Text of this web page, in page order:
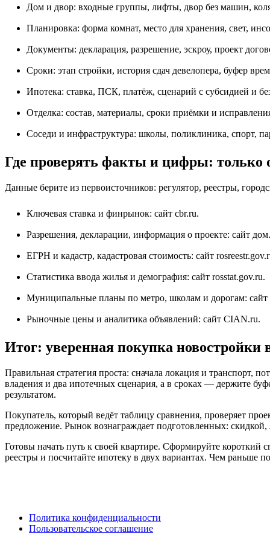
Дом и двор: входные группы, лифты, двор без машин,
Планировка: форма комнат, место для хранения, свет,
Документы: декларация, разрешение, эскроу, проект
Сроки: этап стройки, история сдач девелопера, буфер
Ипотека: ставка, ПСК, платёж, сценарий с субсидией и
Отделка: состав, материалы, сроки приёмки и
Соседи и инфраструктура: школы, поликлиника, спорт,
Где проверять факты и цифры:
Данные берите из первоисточников: регулятор, реестры,
Ключевая ставка и финрынок: сайт cbr.ru.
Разрешения, декларации, информация о проекте: сайт
ЕГРН и кадастр, кадастровая стоимость: сайт
Статистика ввода жилья и демография: сайт rosstat.gov.ru.
Муниципальные планы по метро, школам и дорогам: сайт
Рыночные цены и аналитика объявлений: сайт CIAN.ru.
Итог: уверенная покупка новостройки
Правильная стратегия проста: сначала локация и транспорт,
владения и два ипотечных сценария, а в сроках — держите
результатом.
Покупатель, который ведёт таблицу сравнения, проверяет
предложение. Рынок вознаграждает подготовленных:
Готовы начать путь к своей квартире. Сформируйте короткий
реестры и посчитайте ипотеку в двух вариантах. Чем раньше
Политика конфиденциальности
Пользовательское соглашение